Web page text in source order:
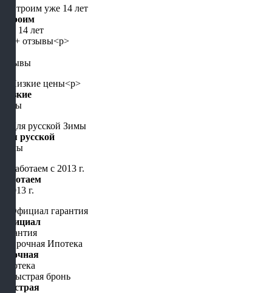
Строим
уже 14 лет
отзывы
Низкие
цены
Для русской
Зимы
Работаем
с 2013 г.
Официал
гарантия
Срочная
Ипотека
Быстрая